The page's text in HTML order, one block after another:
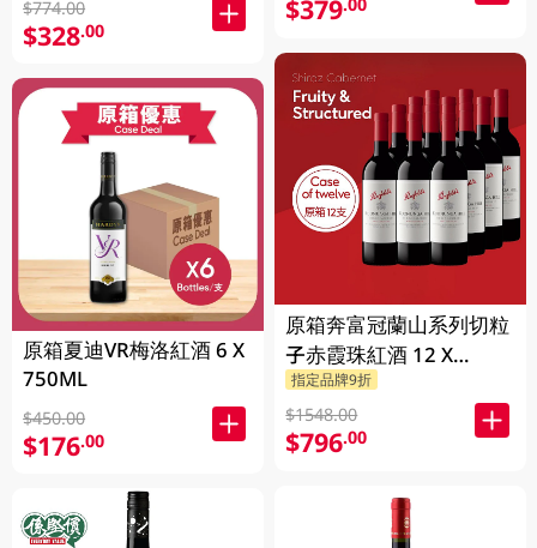
$774.00
$328.00
原箱夏迪VR梅洛紅酒 6 X
750ML
$450.00
$176.00
$379
原箱奔富冠蘭山系列切粒
子赤霞珠紅酒 12 X
750ML
指定品牌9折
$1548.00
$796.00